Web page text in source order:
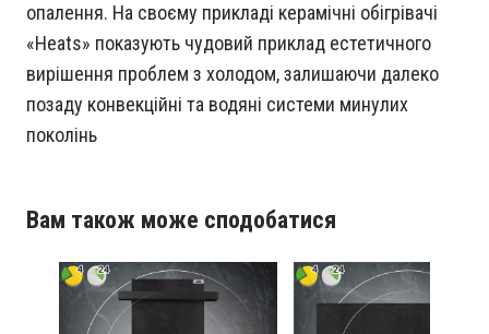
опалення. На своєму прикладі керамічні обігрівачі
«Heats» показують чудовий приклад естетичного
вирішення проблем з холодом, залишаючи далеко
позаду конвекційні та водяні системи минулих
поколінь
Вам також може сподобатися